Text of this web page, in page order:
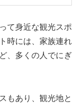
て身近な観光スポ
時には、家族連れ
、多くの人でにぎ
もあり、観光地と